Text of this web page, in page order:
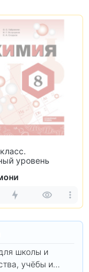
уровень
школы и
учёбы и